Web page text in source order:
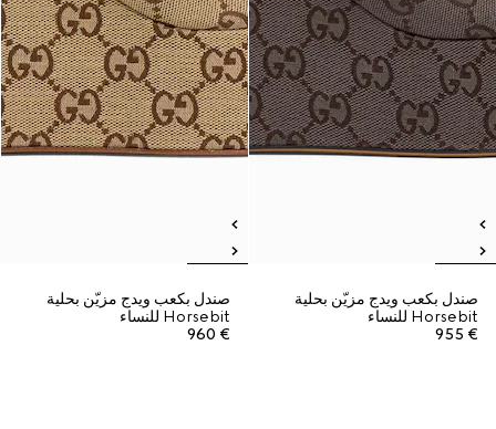
صندل بكعب ويدج مزيّن بحلية
Horsebit للنساء
€ 955
صندل بكعب ويدج مزيّن بحلية
Horsebit للنساء
€ 960